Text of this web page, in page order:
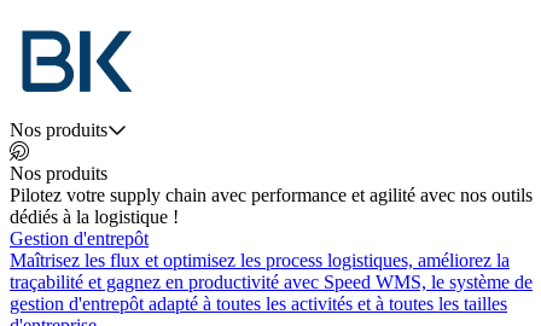
Nos produits
Nos produits
Pilotez votre supply chain avec performance et agilité avec nos outils
dédiés à la logistique !
Gestion d'entrepôt
Maîtrisez les flux et optimisez les process logistiques, améliorez la
traçabilité et gagnez en productivité avec Speed WMS, le système de
gestion d'entrepôt adapté à toutes les activités et à toutes les tailles